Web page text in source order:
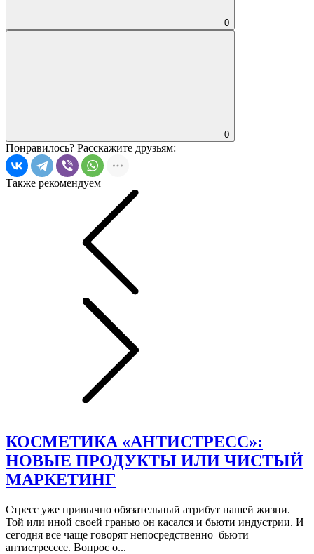
0
0
Понравилось? Расскажите друзьям:
Также рекомендуем
КОСМЕТИКА «АНТИСТРЕСС»:
НОВЫЕ ПРОДУКТЫ ИЛИ ЧИСТЫЙ
МАРКЕТИНГ
Стресс уже привычно обязательный атрибут нашей жизни.
Той или иной своей гранью он касался и бьюти индустрии. И
сегодня все чаще говорят непосредственно бьюти —
антистресссе. Вопрос о...